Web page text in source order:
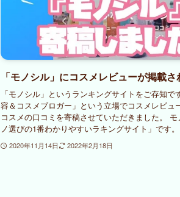
「モノシル」にコスメレビューが掲載さ
「モノシル」というランキングサイトをご存知で
容＆コスメブロガー」という立場でコスメレビュ
コスメの口コミを寄稿させていただきました。
ノ選びの1番わかりやすいラキングサイト」です
2020年11月14日 2022年2月18日